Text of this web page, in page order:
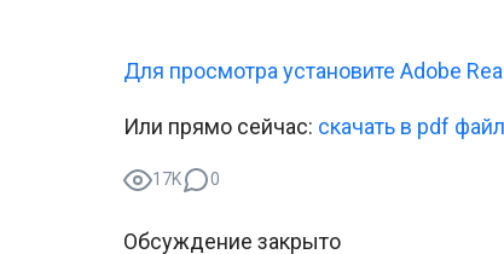
Для просмотра установите Adobe
Или прямо сейчас: cкачать в pdf
17K 0
Обсуждение закрыто